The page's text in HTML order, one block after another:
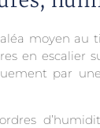
moyen
en escalier
par